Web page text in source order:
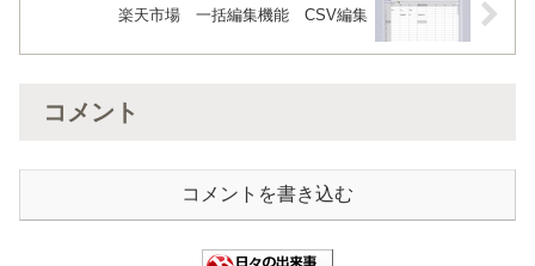
楽天市場 一括編集機能 CSV編集
コメント
コメントを書き込む